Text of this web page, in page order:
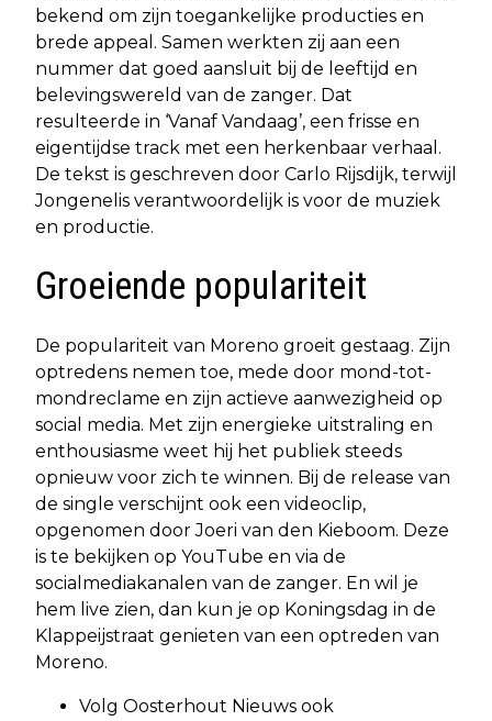
bekend om zijn toegankelijke producties en
brede appeal. Samen werkten zij aan een
nummer dat goed aansluit bij de leeftijd en
belevingswereld van de zanger. Dat
resulteerde in ‘Vanaf Vandaag’, een frisse en
eigentijdse track met een herkenbaar verhaal.
De tekst is geschreven door Carlo Rijsdijk, terwijl
Jongenelis verantwoordelijk is voor de muziek
en productie.
Groeiende populariteit
De populariteit van Moreno groeit gestaag. Zijn
optredens nemen toe, mede door mond-tot-
mondreclame en zijn actieve aanwezigheid op
social media. Met zijn energieke uitstraling en
enthousiasme weet hij het publiek steeds
opnieuw voor zich te winnen. Bij de release van
de single verschijnt ook een videoclip,
opgenomen door Joeri van den Kieboom. Deze
is te bekijken op YouTube en via de
socialmediakanalen van de zanger. En wil je
hem live zien, dan kun je op Koningsdag in de
Klappeijstraat genieten van een optreden van
Moreno.
Volg Oosterhout Nieuws ook